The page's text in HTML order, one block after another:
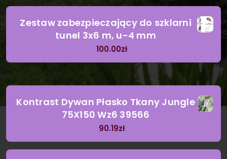
Zestaw zabezpieczający do szklarni
tunel 3x6 m, u-4 mm
100.00zł
Kontrast Dywan Płasko Tkany Jungle
75X150 Wz6 39566
90.19zł